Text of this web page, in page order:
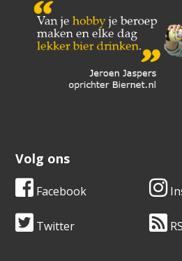
Volg ons
Facebook
Twitter